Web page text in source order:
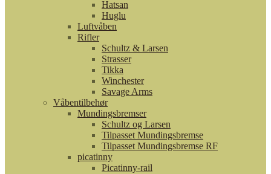
Hatsan
Huglu
Luftvåben
Rifler
Schultz & Larsen
Strasser
Tikka
Winchester
Savage Arms
Våbentilbehør
Mundingsbremser
Schultz og Larsen
Tilpasset Mundingsbremse
Tilpasset Mundingsbremse RF
picatinny
Picatinny-rail